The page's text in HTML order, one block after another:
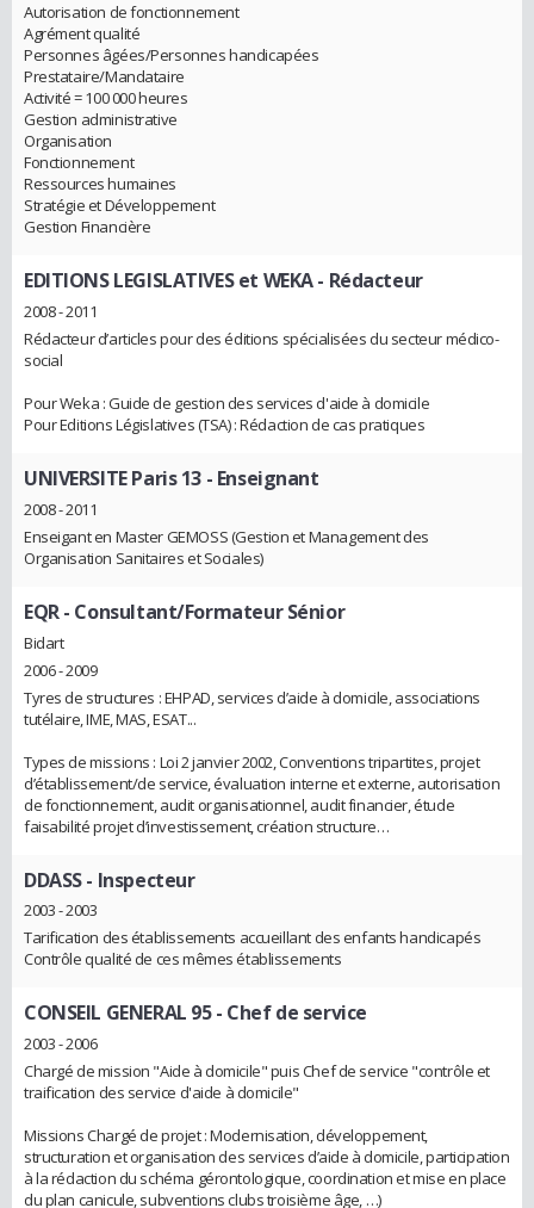
Autorisation de fonctionnement
Agrément qualité
Personnes âgées/Personnes handicapées
Prestataire/Mandataire
Activité = 100 000 heures
Gestion administrative
Organisation
Fonctionnement
Ressources humaines
Stratégie et Développement
Gestion Financière
EDITIONS LEGISLATIVES et WEKA- Rédacteur
2008 - 2011
Rédacteur d’articles pour des éditions spécialisées du secteur médico-
social
Pour Weka : Guide de gestion des services d'aide à domicile
Pour Editions Législatives (TSA) : Rédaction de cas pratiques
UNIVERSITE Paris 13 - Enseignant
2008 - 2011
Enseigant en Master GEMOSS (Gestion et Management des
Organisation Sanitaires et Sociales)
EQR- Consultant/Formateur Sénior
Bidart
2006 - 2009
Tyres de structures : EHPAD, services d’aide à domicile, associations
tutélaire, IME, MAS, ESAT...
Types de missions : Loi 2 janvier 2002, Conventions tripartites, projet
d’établissement/de service, évaluation interne et externe, autorisation
de fonctionnement, audit organisationnel, audit financier, étude
faisabilité projet d’investissement, création structure…
DDASS- Inspecteur
2003 - 2003
Tarification des établissements accueillant des enfants handicapés
Contrôle qualité de ces mêmes établissements
CONSEIL GENERAL 95- Chef de service
2003 - 2006
Chargé de mission "Aide à domicile" puis Chef de service "contrôle et
traification des service d'aide à domicile"
Missions Chargé de projet : Modernisation, développement,
structuration et organisation des services d’aide à domicile, participation
à la rédaction du schéma gérontologique, coordination et mise en place
du plan canicule, subventions clubs troisième âge, …)